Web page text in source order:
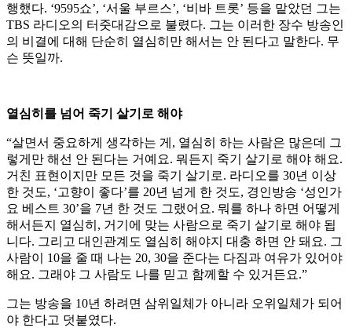
행했다. ‘9595쇼’, ‘서울 부르스’, ‘비바 트롯’ 등을 맡았던 그는
TBS 라디오의 터줏대감으로 불렸다. 그는 이러한 장수 방송인
의 비결에 대해 단순히 열심히만 해서는 안 된다고 말한다. 무
슨 뜻일까.
열심히를 넘어 죽기 살기로 해야
“살면서 중요하게 생각하는 게, 열심히 하는 사람은 많은데 그
렇게만 해선 안 된다는 거예요. 뭐든지 죽기 살기로 해야 해요.
거친 표현이지만 모든 것을 죽기 살기로. 라디오를 30년 이상
한 것도, ‘고향이 좋다’를 20년 넘게 한 것도, 경인방송 ‘성인가
요 베스트 30’을 7년 한 것도 그랬어요. 뭐를 하나 하면 어떻게
해서든지 열심히, 거기에 맞는 사람으로 죽기 살기로 해야 됩
니다. 그리고 대인관계도 열심히 해야지 대충 하면 안 돼요. 그
사람이 10을 줄 때 나는 20, 30을 준다는 다짐과 여유가 있어야
해요. 그래야 그 사람도 나를 믿고 함께할 수 있거든요.”
그는 방송을 10년 하려면 삼위일체가 아니라 오위일체가 되어
야 한다고 덧붙였다.